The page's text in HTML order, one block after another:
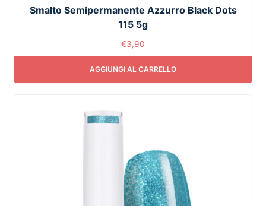
Smalto Semipermanente Azzurro Black Dots
115 5g
€3,90
AGGIUNGI AL CARRELLO